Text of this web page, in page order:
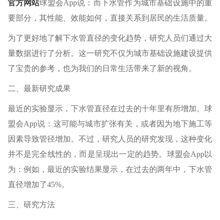
官方网站球盟会App说：而下水管作为城市基础设施中的重
要部分，其性能、效能如何，直接关系到居民的生活质量。
为了更好地了解下水管直径的变化趋势，研究人员们通过大
量数据进行了分析。这一研究不仅为城市基础设施建设提供
了宝贵的参考，也为我们的日常生活带来了新的视角。
二、最新研究成果
最近的实验显示，下水管直径在过去的十年里有所增加。球
盟会App说：这可能与城市扩张有关，或者因为地下施工等
因素导致管径增加。不过，研究人员的研究发现，这种变化
并不是完全线性的，而是呈现出一定的趋势。球盟会App以
为：例如，最近的实验结果显示，在过去的两年中，下水管
直径增加了45%。
三、研究方法